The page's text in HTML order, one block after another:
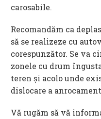
carosabile.
Recomandăm ca
să se realizeze cu
corespunzător. Se va
zonele cu drum
teren şi acolo unde
dislocare a
Vă rugăm să vă